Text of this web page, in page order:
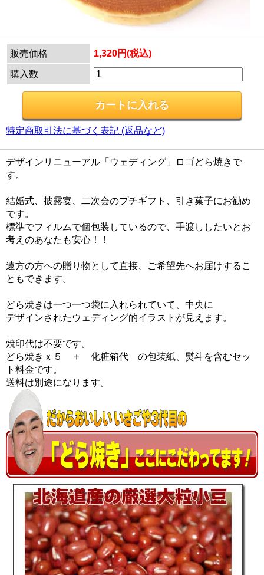
販売価格 1,320円(税込)
購入数
特定商取引法に基づく表記 (返品など)
デザインリニューアル「ウェディング」ロゴどら焼きで
す。
結婚式、披露宴、二次会のプチギフト、引き菓子にお勧め
です。
標準でフィルムで個包装しているので、手渡ししたいとお
考えのあなたも安心！！
遠方の方への贈り物として直接、ご希望先へお届けするこ
ともできます。
どら焼きは一つ一つ袋に入れられていて、中央に
デザインされたウェディング的イラストが見えます。
焼印代は不要です。
どら焼きｘ５ ＋ 化粧箱代 の包装紙、熨斗を含むセッ
ト料金です。
送料は別途になります。